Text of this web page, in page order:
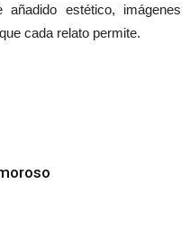
estético, imágenes
cada relato permite.